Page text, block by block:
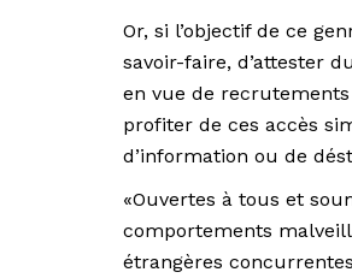
Or, si l’objectif de ce
savoir-faire, d’attester
en vue de
profiter de ces accès
d’information ou de
«Ouvertes à tous et
comportements
étrangères